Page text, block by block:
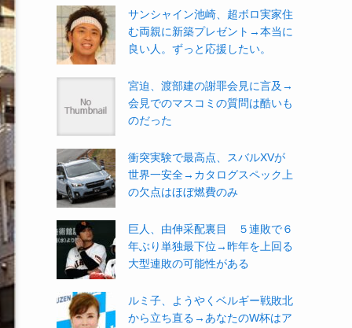
サンシャイン池崎、超ボロ実家住
む両親に新築プレゼント→本当に
良い人。ずっと応援したい。
宮迫、渡部建の謝罪会見に言及→
会見でのマスコミの質問は酷いも
のだった
衝突実験で最高点、スバルXVが
世界一安全→カタログスペック上
の欠点はほぼ燃費のみ
巨人、由伸采配裏目 ５連敗で６
年ぶり単独最下位→昨年を上回る
大型連敗の可能性がある
ルミ子、ようやくベルギー戦敗北
から立ち直る→あなたのW杯はア